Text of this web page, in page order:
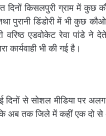
दिनों किसलपुरी ग्राम में कुछ
पुरानी डिंडोरी में भी कुछ
एडवोकेट रेवा पांडे ने
कार्यवाही भी की गई है।
से सोशल मीडिया पर
अब तक जिले में कहीं एक दो से